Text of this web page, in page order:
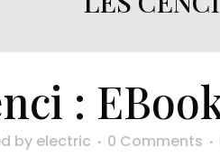
:
by electric 0 Comments